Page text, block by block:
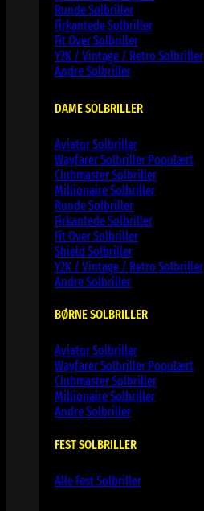
Runde Solbriller
Firkantede Solbriller
Fit Over Solbriller
Y2K / Vintage / Retro Solbriller
Andre Solbriller
DAME SOLBRILLER
Aviator Solbriller
Wayfarer Solbriller
Clubmaster Solbriller
Millionaire Solbriller
Runde Solbriller
Firkantede Solbriller
Fit Over Solbriller
Shield Solbriller
Y2K / Vintage / Retro Solbriller
Andre Solbriller
BØRNE SOLBRILLER
Aviator Solbriller
Wayfarer Solbriller
Clubmaster Solbriller
Millionaire Solbriller
Andre Solbriller
FEST SOLBRILLER
Alle Fest Solbriller